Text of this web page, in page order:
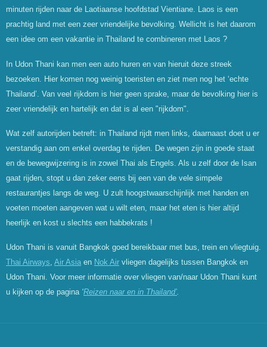
minuten rijden naar de Laotiaanse hoofdstad Vientiane. Laos is een
prachtig land met een zeer vriendelijke bevolking. Wellicht is het daarom
een idee om een vakantie in Thailand te combineren met Laos ?
In Udon Thani kan men een auto huren en van hieruit deze streek
bezoeken. Hier komen nog weinig toeristen en ziet men nog het ‘echte
Thailand’. Van veel rijkdom is hier geen sprake, maar de bevolking hier is
zeer vriendelijk en hartelijk en dat is al een "rijkdom".
Wat zelf autorijden betreft: in Thailand rijdt men links, daarnaast doet u er
verstandig aan om enkel overdag te rijden. De wegen zijn in goede staat
en de bewegwijzering is in zowel Thai als Engels. Als u zelf door de Isan
gaat rijden, stopt u dan zeker eens bij een van de vele simpele
restaurantjes langs de weg. U zult hoogstwaarschijnlijk met handen en
voeten moeten aangeven wat u wilt eten, maar het eten is hier altijd
heerlijk en kost u slechts een habbekrats !
Udon Thani is vanuit Bangkok goed bereikbaar met bus, trein en vliegtuig.
Thai Airways, Air Asia en Nok Air vliegen dagelijks tussen Bangkok en
Udon Thani. Voor meer informatie over vliegen van/naar Udon Thani kunt
u kijken op de pagina ‘Reizen naar en in Thailand’.